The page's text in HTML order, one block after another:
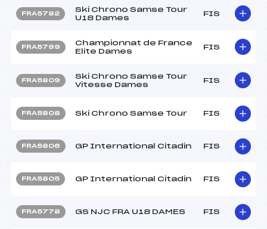
FRA5782
Ski Chrono Samse Tour
U18 Dames
FIS
FRA5799
Championnat de France
Elite Dames
FIS
FRA5809
Ski Chrono Samse Tour
Vitesse Dames
FIS
FRA5808 Ski Chrono Samse Tour FIS
FRA5806 GP International Citadin FIS
FRA5805 GP International Citadin FIS
FRA5778 GS NJC FRA U18 DAMES FIS